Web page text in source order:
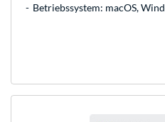
Betriebssystem: macOS,